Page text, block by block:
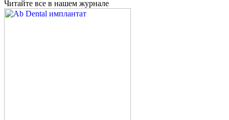
Читайте все в нашем журнале